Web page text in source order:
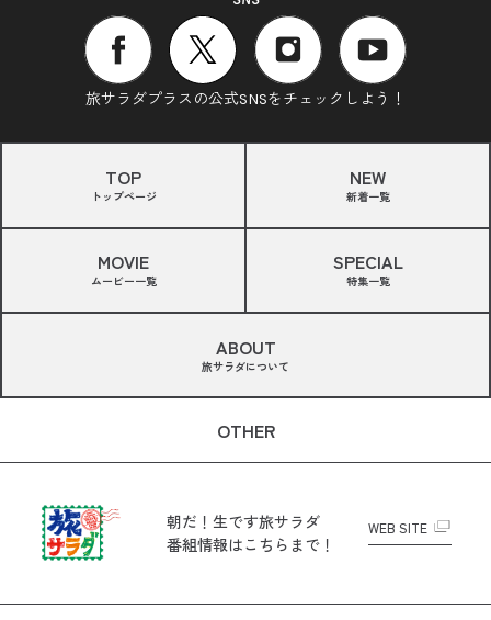
旅サラダプラスの公式SNSをチェックしよう！
TOP
トップページ
NEW
新着一覧
MOVIE
ムービー一覧
SPECIAL
特集一覧
ABOUT
旅サラダについて
OTHER
朝だ！生です旅サラダ
番組情報はこちらまで！
WEB SITE